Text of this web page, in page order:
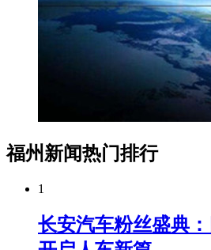
福州新闻热门排行
1
长安汽车粉丝盛典